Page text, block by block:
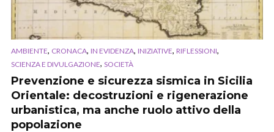
AMBIENTE, CRONACA, IN EVIDENZA, INIZIATIVE, RIFLESSIONI,
SCIENZA E DIVULGAZIONE, SOCIETÀ
Prevenzione e sicurezza sismica in Sicilia
Orientale: decostruzioni e rigenerazione
urbanistica, ma anche ruolo attivo della
popolazione